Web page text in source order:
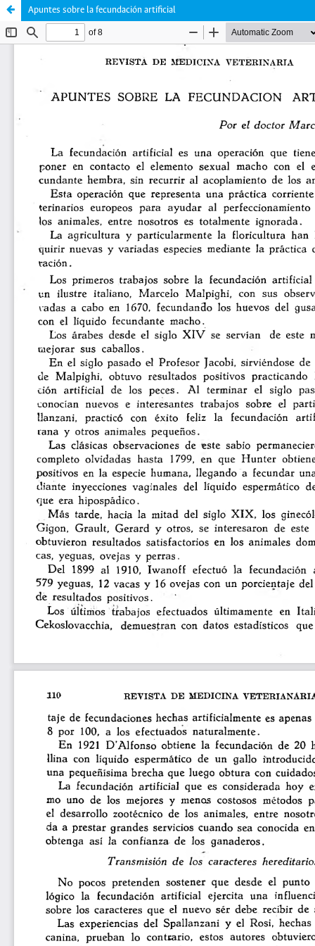
Apuntes sobre la fecundación artificial